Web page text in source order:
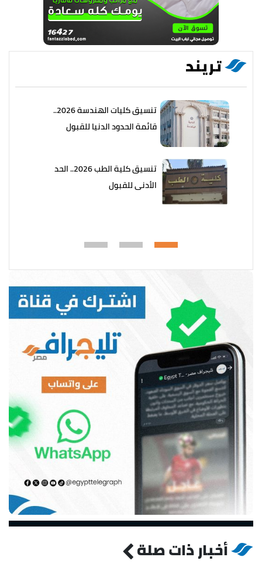
تريند
تنسيق كليات الهندسة 2026..
قائمة الحدود الدنيا للقبول
تنسيق كلية الطب 2026.. الحد
الأدنى للقبول
أخبار ذات صلة